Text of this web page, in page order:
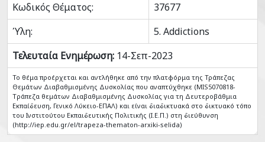
Κωδικός Θέματος:
37677
Ύλη:
5. Addictions
Τελευταία Ενημέρωση: 14-Σεπ-2023
Το θέμα προέρχεται και αντλήθηκε από την πλατφόρμα της Τράπεζας
Θεμάτων Διαβαθμισμένης Δυσκολίας που αναπτύχθηκε (MIS5070818-
Tράπεζα θεμάτων Διαβαθμισμένης Δυσκολίας για τη Δευτεροβάθμια
Εκπαίδευση, Γενικό Λύκειο-ΕΠΑΛ) και είναι διαδικτυακά στο δικτυακό τόπο
του Ινστιτούτου Εκπαιδευτικής Πολιτικής (Ι.Ε.Π.) στη διεύθυνση
(http://iep.edu.gr/el/trapeza-thematon-arxiki-selida)